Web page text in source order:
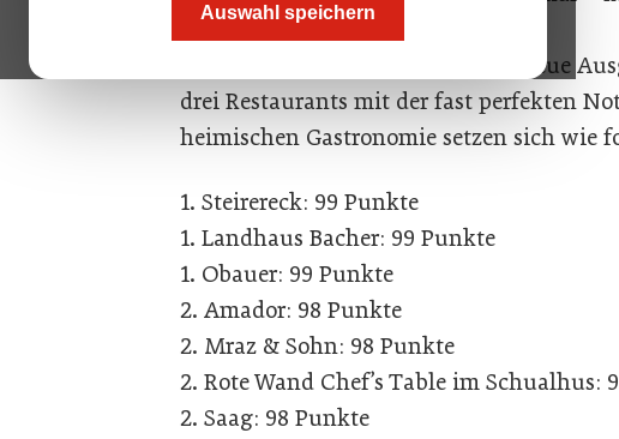
Auswahl speichern
wir, Top 10 halbwegs einigen.
Der Falstaff-Guide hat nun seine neue
drei Restaurants mit der fast perfekten
heimischen Gastronomie setzen sich wie
1. Steirereck: 99 Punkte
1. Landhaus Bacher: 99 Punkte
1. Obauer: 99 Punkte
2. Amador: 98 Punkte
2. Mraz & Sohn: 98 Punkte
2. Rote Wand Chef’s Table im Schualhus:
2. Saag: 98 Punkte